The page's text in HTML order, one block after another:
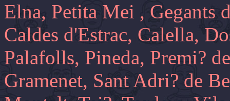
Elna, Petita Mei , Gegants
Caldes d'Estrac, Calella,
Palafolls, Pineda, Premi?
Gramenet, Sant Adri? de